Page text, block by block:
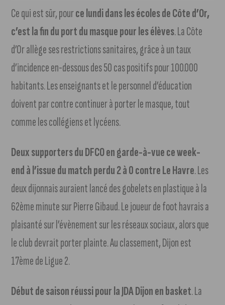
Ce qui est sûr, pource lundidans les écoles de Côte d’Or,
c’est la fin du port du masque pour les élèves. La Côte
d’Or allège ses restrictions sanitaires, grâce à un taux
d’incidence en-dessous des 50 cas positifs pour 100.000
habitants. Les enseignants et le personnel d’éducation
doivent par contre continuer à porter le masque, tout
comme les collégiens et lycéens.
Deux supporters du DFCO en garde-à-vue ce week-
end à l’issue du match perdu 2 à 0 contre Le Havre. Les
deux dijonnais auraient lancé des gobelets en plastique à la
62ème minute sur Pierre Gibaud. Le joueur de foot havrais a
plaisanté sur l’évènement sur les réseaux sociaux, alors que
le club devrait porter plainte. Au classement, Dijon est
17ème de Ligue 2.
Début de saison réussi pour la JDA Dijon en basket. La